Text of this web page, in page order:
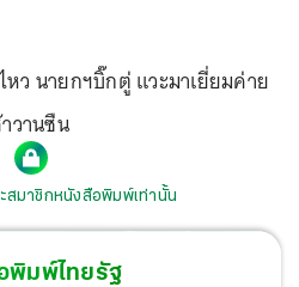
ว นายกฯบิ๊กตู่ แวะมาเยี่ยมค่าย
วานซืน
สมาชิกหนังสือพิมพ์เท่านั้น
พิมพ์ไทยรัฐ